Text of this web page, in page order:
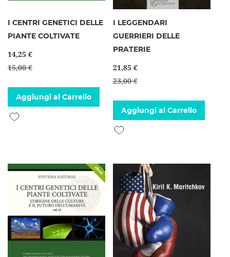
I CENTRI GENETICI DELLE
PIANTE COLTIVATE
14,25 €
15,00 €
Aggiungi al Carrello
Aggiungi alla lista desideri
I LEGGENDARI
GUERRIERI DELLE
PRATERIE
21,85 €
23,00 €
Aggiungi al Carrello
Aggiungi alla lista desideri